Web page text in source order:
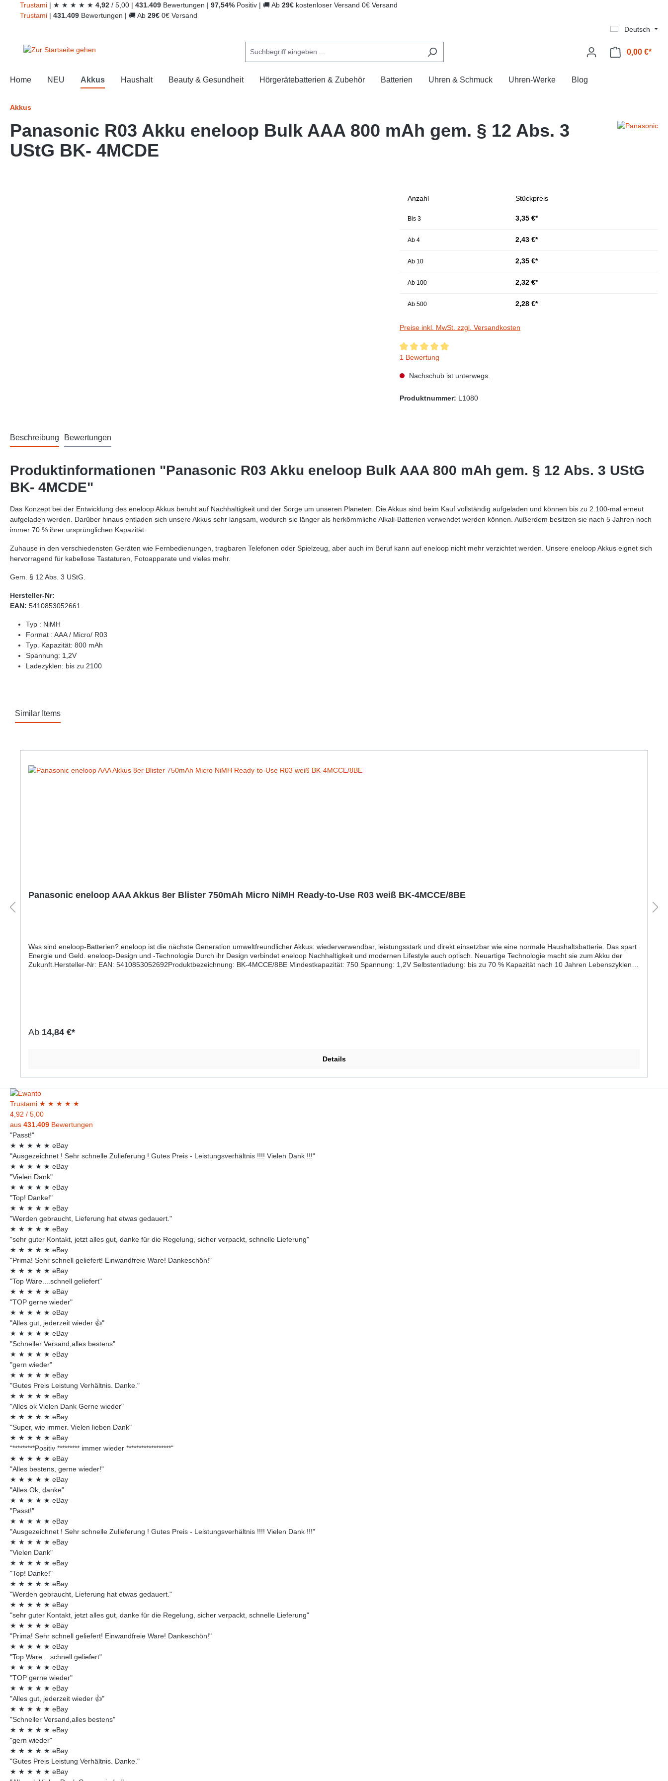
Zur Hauptnavigation springen
Trustami | ★ ★ ★ ★ ★ 4,92 / 5,00 | 431.409 Bewertungen | 97,54% Positiv | 🚚 Ab 29€ kostenloser Versand 0€ Versand
Trustami | 431.409 Bewertungen | 🚚 Ab 29€ 0€ Versand
Deutsch
0,00 €*
Home NEU Akkus Haushalt Beauty & Gesundheit Hörgerätebatterien & Zubehör Batterien Uhren & Schmuck Uhren-Werke Blog
Akkus
Panasonic R03 Akku eneloop Bulk AAA 800 mAh gem. § 12 Abs. 3
UStG BK- 4MCDE
Anzahl Stückpreis
Bis 3 3,35 €*
Ab 4 2,43 €*
Ab 10 2,35 €*
Ab 100 2,32 €*
Ab 500 2,28 €*
Preise inkl. MwSt. zzgl. Versandkosten
Durchschnittliche Bewertung von 5 von 5 Sternen
1 Bewertung
Nachschub ist unterwegs.
Produktnummer: L1080
Beschreibung Bewertungen
Produktinformationen "Panasonic R03 Akku eneloop Bulk AAA 800 mAh gem. § 12 Abs. 3 UStG
BK- 4MCDE"
Das Konzept bei der Entwicklung des eneloop Akkus beruht auf Nachhaltigkeit und der Sorge um unseren Planeten. Die Akkus sind beim Kauf vollständig aufgeladen und können bis zu 2.100-mal erneut
aufgeladen werden. Darüber hinaus entladen sich unsere Akkus sehr langsam, wodurch sie länger als herkömmliche Alkali-Batterien verwendet werden können. Außerdem besitzen sie nach 5 Jahren noch
immer 70 % ihrer ursprünglichen Kapazität.
Zuhause in den verschiedensten Geräten wie Fernbedienungen, tragbaren Telefonen oder Spielzeug, aber auch im Beruf kann auf eneloop nicht mehr verzichtet werden. Unsere eneloop Akkus eignet sich
hervorragend für kabellose Tastaturen, Fotoapparate und vieles mehr.
Gem. § 12 Abs. 3 UStG.
Hersteller-Nr:
EAN: 5410853052661
Typ : NiMH
Format : AAA / Micro/ R03
Typ. Kapazität: 800 mAh
Spannung: 1,2V
Ladezyklen: bis zu 2100
Similar Items
Panasonic eneloop AAA Akkus 8er Blister 750mAh Micro NiMH Ready-to-Use R03 weiß BK-4MCCE/8BE
Was sind eneloop-Batterien? eneloop ist die nächste Generation umweltfreundlicher Akkus: wiederverwendbar, leistungsstark und direkt einsetzbar wie eine normale Haushaltsbatterie. Das spart
Energie und Geld. eneloop-Design und -Technologie Durch ihr Design verbindet eneloop Nachhaltigkeit und modernen Lifestyle auch optisch. Neuartige Technologie macht sie zum Akku der
Zukunft.Hersteller-Nr: EAN: 5410853052692Produktbezeichnung: BK-4MCCE/8BE Mindestkapazität: 750 Spannung: 1,2V Selbstentladung: bis zu 70 % Kapazität nach 10 Jahren Lebenszyklen:
Ab 14,84 €*
Details
Trustami ★ ★ ★ ★ ★
4,92 / 5,00
aus 431.409 Bewertungen
"Passt!"
★ ★ ★ ★ ★ eBay
"Ausgezeichnet ! Sehr schnelle Zulieferung ! Gutes Preis - Leistungsverhältnis !!!! Vielen Dank !!!"
★ ★ ★ ★ ★ eBay
"Vielen Dank"
★ ★ ★ ★ ★ eBay
"Top! Danke!"
★ ★ ★ ★ ★ eBay
"Werden gebraucht, Lieferung hat etwas gedauert."
★ ★ ★ ★ ★ eBay
"sehr guter Kontakt, jetzt alles gut, danke für die Regelung, sicher verpackt, schnelle Lieferung"
★ ★ ★ ★ ★ eBay
"Prima! Sehr schnell geliefert! Einwandfreie Ware! Dankeschön!"
★ ★ ★ ★ ★ eBay
"Top Ware....schnell geliefert"
★ ★ ★ ★ ★ eBay
"TOP gerne wieder"
★ ★ ★ ★ ★ eBay
"Alles gut, jederzeit wieder 👍"
★ ★ ★ ★ ★ eBay
"Schneller Versand,alles bestens"
★ ★ ★ ★ ★ eBay
"gern wieder"
★ ★ ★ ★ ★ eBay
"Gutes Preis Leistung Verhältnis. Danke."
★ ★ ★ ★ ★ eBay
"Alles ok Vielen Dank Gerne wieder"
★ ★ ★ ★ ★ eBay
"Super, wie immer. Vielen lieben Dank"
★ ★ ★ ★ ★ eBay
"*********Positiv ********* immer wieder ******************"
★ ★ ★ ★ ★ eBay
"Alles bestens, gerne wieder!"
★ ★ ★ ★ ★ eBay
"Alles Ok, danke"
★ ★ ★ ★ ★ eBay
"Passt!"
★ ★ ★ ★ ★ eBay
"Ausgezeichnet ! Sehr schnelle Zulieferung ! Gutes Preis - Leistungsverhältnis !!!! Vielen Dank !!!"
★ ★ ★ ★ ★ eBay
"Vielen Dank"
★ ★ ★ ★ ★ eBay
"Top! Danke!"
★ ★ ★ ★ ★ eBay
"Werden gebraucht, Lieferung hat etwas gedauert."
★ ★ ★ ★ ★ eBay
"sehr guter Kontakt, jetzt alles gut, danke für die Regelung, sicher verpackt, schnelle Lieferung"
★ ★ ★ ★ ★ eBay
"Prima! Sehr schnell geliefert! Einwandfreie Ware! Dankeschön!"
★ ★ ★ ★ ★ eBay
"Top Ware....schnell geliefert"
★ ★ ★ ★ ★ eBay
"TOP gerne wieder"
★ ★ ★ ★ ★ eBay
"Alles gut, jederzeit wieder 👍"
★ ★ ★ ★ ★ eBay
"Schneller Versand,alles bestens"
★ ★ ★ ★ ★ eBay
"gern wieder"
★ ★ ★ ★ ★ eBay
"Gutes Preis Leistung Verhältnis. Danke."
★ ★ ★ ★ ★ eBay